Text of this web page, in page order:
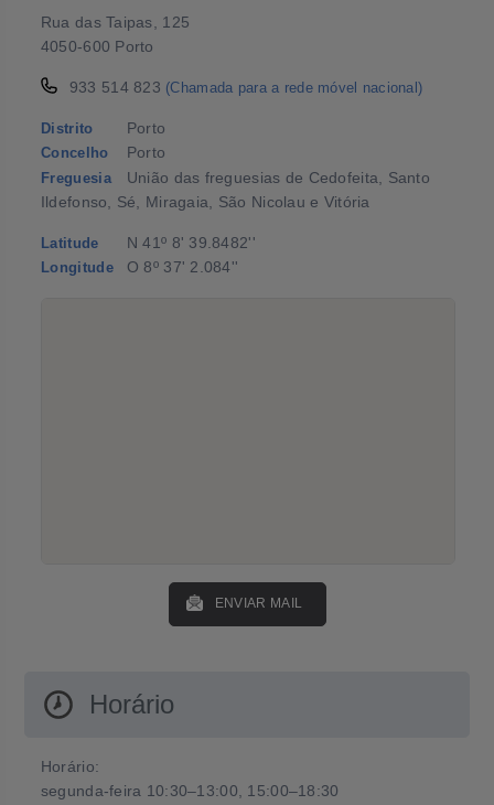
Rua das Taipas, 125
4050-600 Porto
933 514 823 (Chamada para a rede móvel nacional)
Distrito Porto
Concelho Porto
Freguesia
União das freguesias de Cedofeita, Santo
Ildefonso, Sé, Miragaia, São Nicolau e Vitória
Latitude N 41º 8' 39.8482''
Longitude O 8º 37' 2.084''
ENVIAR MAIL
Horário
Horário:
segunda-feira 10:30–13:00, 15:00–18:30